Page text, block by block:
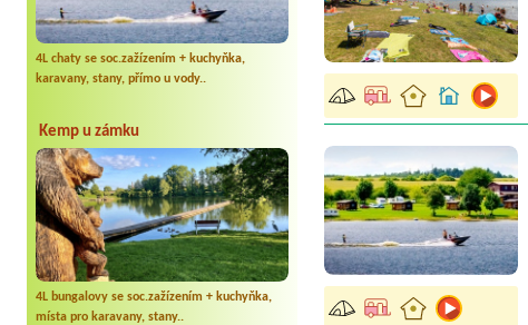
4L chaty se soc.zažízením + kuchyňka,
karavany, stany, přímo u vody..
Kemp u zámku
4L bungalovy se soc.zažízením + kuchyňka,
místa pro karavany, stany..